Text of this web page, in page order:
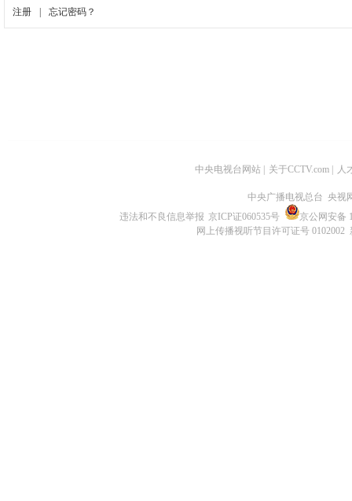
中央电视台网站 关于CCTV.com 人
中央广播电视总台 央视
违法和不良信息举报 京ICP证060535号
京公网安备
网上传播视听节目许可证号 0102002